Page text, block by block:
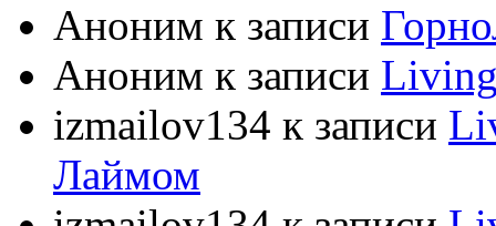
Аноним к записи
Аноним к записи
izmailov134 к записи
Лаймом